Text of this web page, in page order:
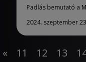
Padlás bemutató a
2024. szeptember
« 11 12 13